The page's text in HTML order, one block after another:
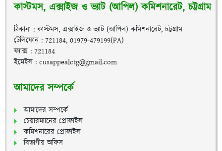
কাস্টমস, এক্সাইজ ও ভ্যাট (আপিল) কমিশনারেট, চট্টগ্রাম
ঠিকানা : কাস্টমস, এক্সাইজ ও ভ্যাট (আপিল) কমিশনারেট, চট্টগ্রাম
টেলিফোন : 721184, 01979-479199(PA)
ফ্যাক্স : 721184
ইমেইল : cusappealctg@gmail.com
আমাদের সম্পর্কে
আমাদের সম্পর্কে
চেয়ারম্যানের প্রোফাইল
কমিশনারের প্রোফাইল
বিভাগীয় অফিস